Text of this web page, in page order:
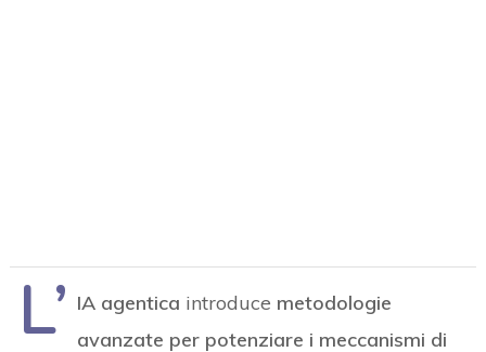
L’ IA agentica introduce metodologie
avanzate per potenziare i meccanismi di